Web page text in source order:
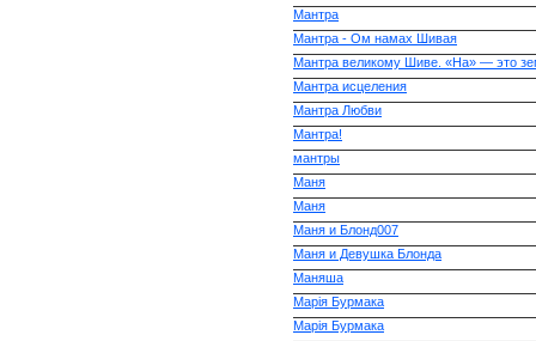
Мантра
Мантра - Ом намах Шивая
Мантра великому Шиве. «На» — это
Мантра исцеления
Мантра Любви
Мантра!
мантры
Маня
Маня
Маня и Блонд007
Маня и Девушка Блонда
Маняша
Марія Бурмака
Марія Бурмака